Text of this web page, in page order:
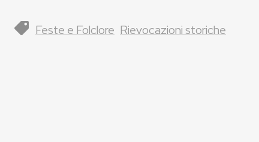
Feste e Folclore Rievocazioni storiche